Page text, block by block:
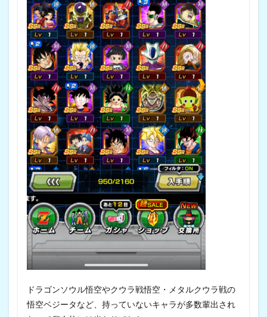
ドラゴンソウル悟空やクウラ戦悟空・メタルクウラ戦の
悟空ベジータなど、持っていないキャラが多数輩出され